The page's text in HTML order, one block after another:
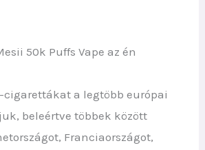
50k Puffs Vape az én
cigarettákat a legtöbb európai
beleértve többek között
Franciaországot,